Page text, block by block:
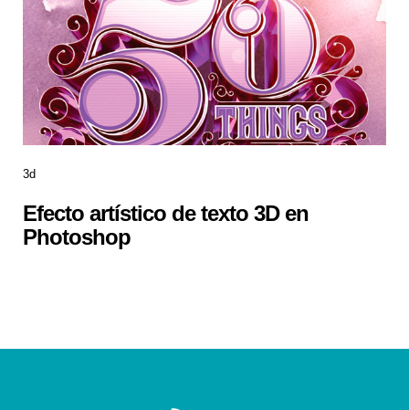
3d
Efecto artístico de texto 3D en
Photoshop